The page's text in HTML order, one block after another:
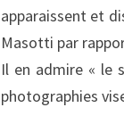
apparaissent et
Masotti par
Il en admire « le
photographies